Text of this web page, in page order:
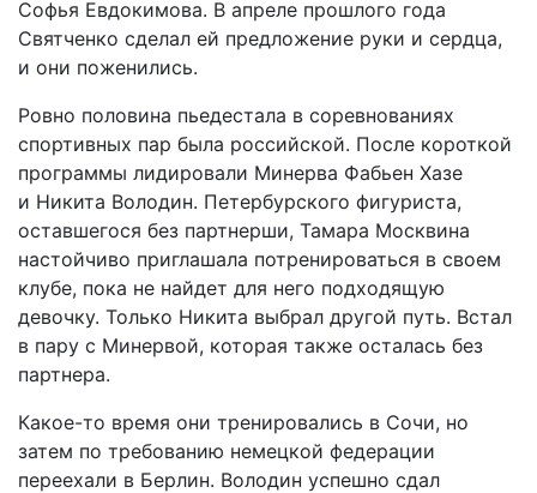
Софья Евдокимова. В апреле прошлого года
Святченко сделал ей предложение руки и сердца,
и они поженились.
Ровно половина пьедестала в соревнованиях
спортивных пар была российской. После короткой
программы лидировали Минерва Фабьен Хазе
и Никита Володин. Петербурского фигуриста,
оставшегося без партнерши, Тамара Москвина
настойчиво приглашала потренироваться в своем
клубе, пока не найдет для него подходящую
девочку. Только Никита выбрал другой путь. Встал
в пару с Минервой, которая также осталась без
партнера.
Какое-то время они тренировались в Сочи, но
затем по требованию немецкой федерации
переехали в Берлин. Володин успешно сдал